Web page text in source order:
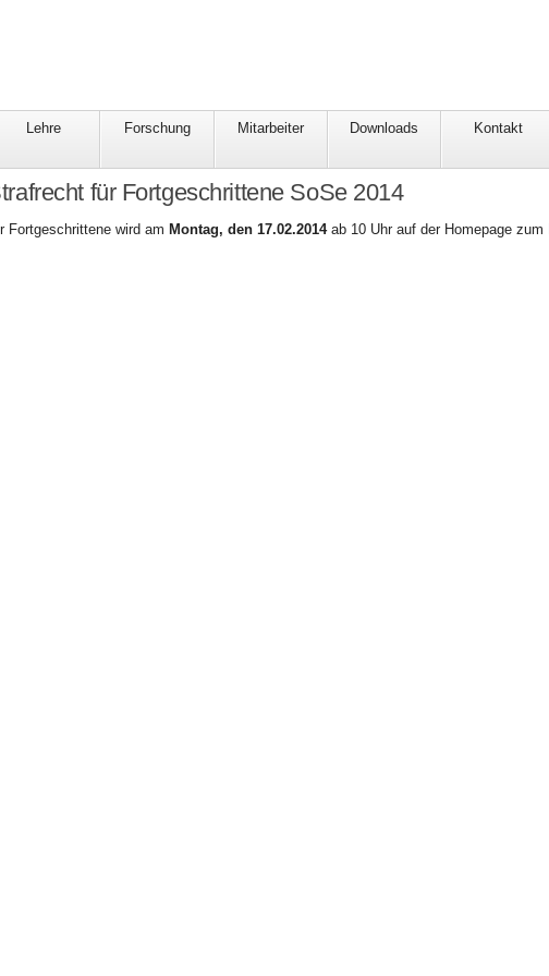
Lehre Forschung Mitarbeiter Downloads Kontakt
für Fortgeschrittene SoSe 2014
Fortgeschrittene wird am Montag, den 17.02.2014ab 10 Uhr auf der Homepage zum